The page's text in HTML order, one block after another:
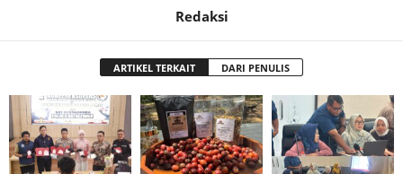
Redaksi
ARTIKEL TERKAIT DARI PENULIS